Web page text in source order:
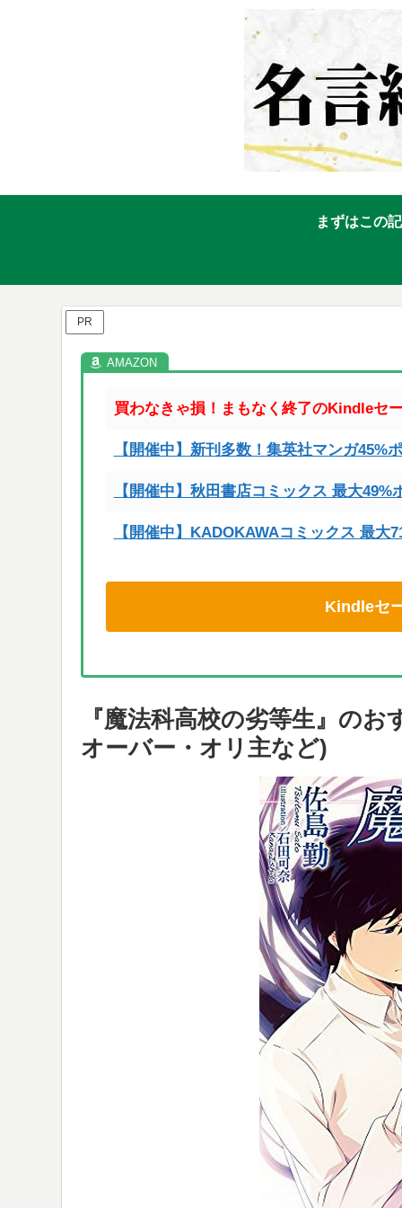
まずはこの
PR
買わなきゃ損！まもなく終了のKindleセ
【開催中】新刊多数！集英社マンガ45%
【開催中】秋田書店コミックス 最大49%
【開催中】KADOKAWAコミックス 最大
Kindleセ
『魔法科高校の劣等生』の
オーバー・オリ主など)